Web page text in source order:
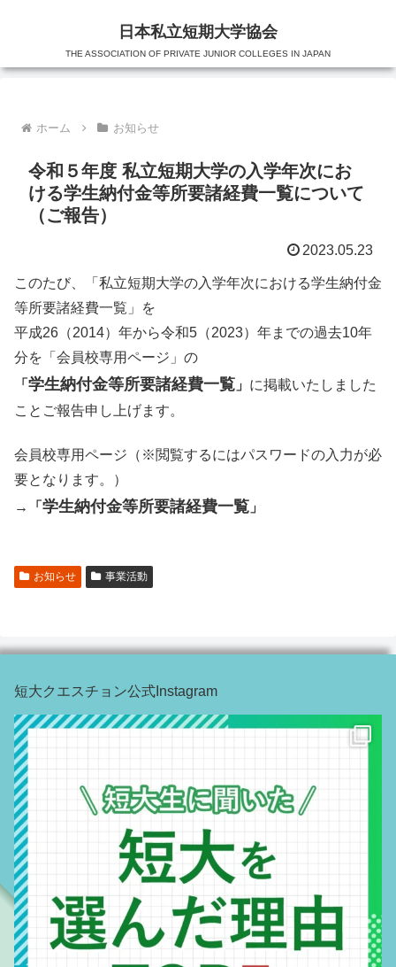
日本私立短期大学協会
THE ASSOCIATION OF PRIVATE JUNIOR COLLEGES IN JAPAN
ホーム お知らせ
令和５年度 私立短期大学の入学年次にお
ける学生納付金等所要諸経費一覧について
（ご報告）
2023.05.23
このたび、「私立短期大学の入学年次における学生納付金
等所要諸経費一覧」を
平成26（2014）年から令和5（2023）年までの過去10年
分を「会員校専用ページ」の
「 学生納付金等所要諸経費一覧 」 に掲載いたしました
ことご報告申し上げます。
会員校専用ページ（※閲覧するにはパスワードの入力が必
要となります。）
→「 学生納付金等所要諸経費一覧 」
お知らせ 事業活動
短大クエスチョン公式Instagram